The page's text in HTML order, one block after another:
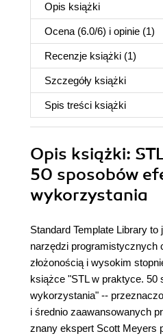
Opis książki
Ocena (6.0/6) i opinie (1)
Recenzje książki (1)
Szczegóły książki
Spis treści książki
Opis książki:
50 sposobów
wykorzystania
Standard Template Library
narzędzi programistycznych
złożonością i wysokim
książce "STL w praktyce. 50
wykorzystania" --
i średnio zaawansowanych
znany ekspert Scott Meyers